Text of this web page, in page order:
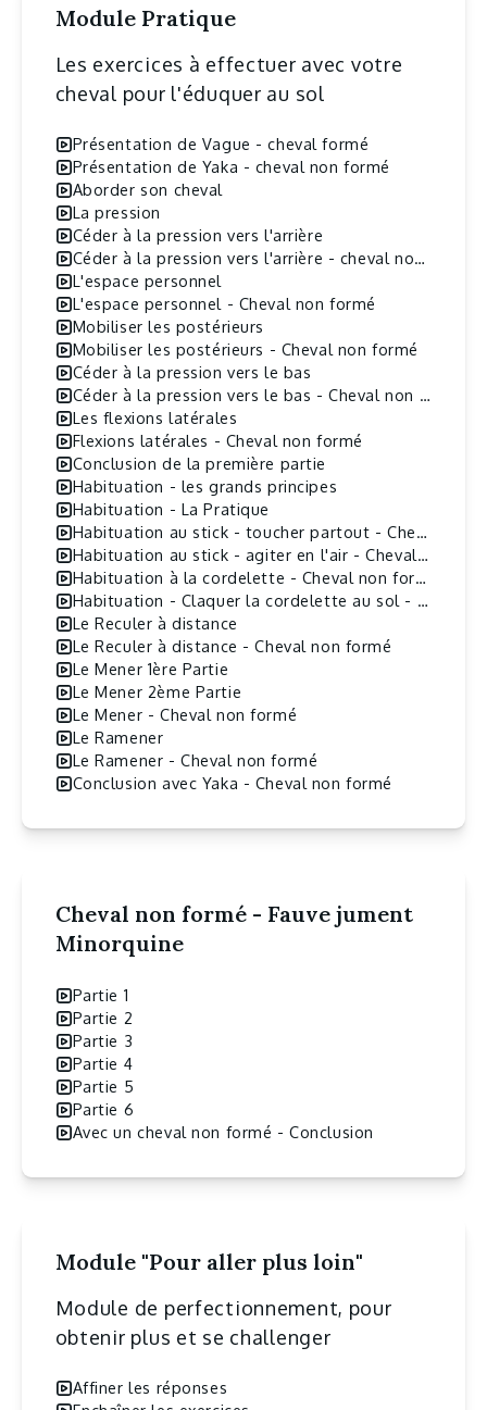
Module Pratique
Les exercices à effectuer avec votre
cheval pour l'éduquer au sol
Présentation de Vague - cheval formé
Présentation de Yaka - cheval non formé
Aborder son cheval
La pression
Céder à la pression vers l'arrière
Céder à la pression vers l'arrière - cheval non formé
L'espace personnel
L'espace personnel - Cheval non formé
Mobiliser les postérieurs
Mobiliser les postérieurs - Cheval non formé
Céder à la pression vers le bas
Céder à la pression vers le bas - Cheval non formé
Les flexions latérales
Flexions latérales - Cheval non formé
Conclusion de la première partie
Habituation - les grands principes
Habituation - La Pratique
Habituation au stick - toucher partout - Cheval non formé
Habituation au stick - agiter en l'air - Cheval non formé
Habituation à la cordelette - Cheval non formé
Habituation - Claquer la cordelette au sol - Cheval non formé
Le Reculer à distance
Le Reculer à distance - Cheval non formé
Le Mener 1ère Partie
Le Mener 2ème Partie
Le Mener - Cheval non formé
Le Ramener
Le Ramener - Cheval non formé
Conclusion avec Yaka - Cheval non formé
Cheval non formé - Fauve jument
Minorquine
Partie 1
Partie 2
Partie 3
Partie 4
Partie 5
Partie 6
Avec un cheval non formé - Conclusion
Module "Pour aller plus loin"
Module de perfectionnement, pour
obtenir plus et se challenger
Affiner les réponses